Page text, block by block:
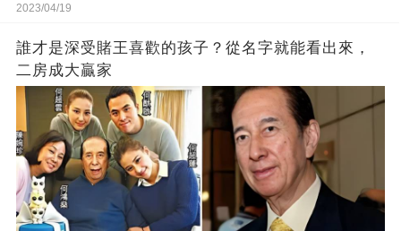
2023/04/19
誰才是深受賭王喜歡的孩子？從名字就能看出來，
二房成大贏家